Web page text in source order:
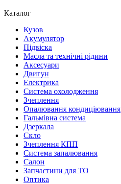
Каталог
Кузов
Акумулятор
Підвіска
Масла та технічні рідини
Аксесуари
Двигун
Електрика
Система охолодження
Зчеплення
Опалювання кондиціювання
Гальмівна система
Дзеркала
Скло
Зчеплення КПП
Система запалювання
Салон
Запчастини для ТО
Оптика